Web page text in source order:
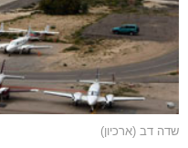
שדה דב (ארכיון)